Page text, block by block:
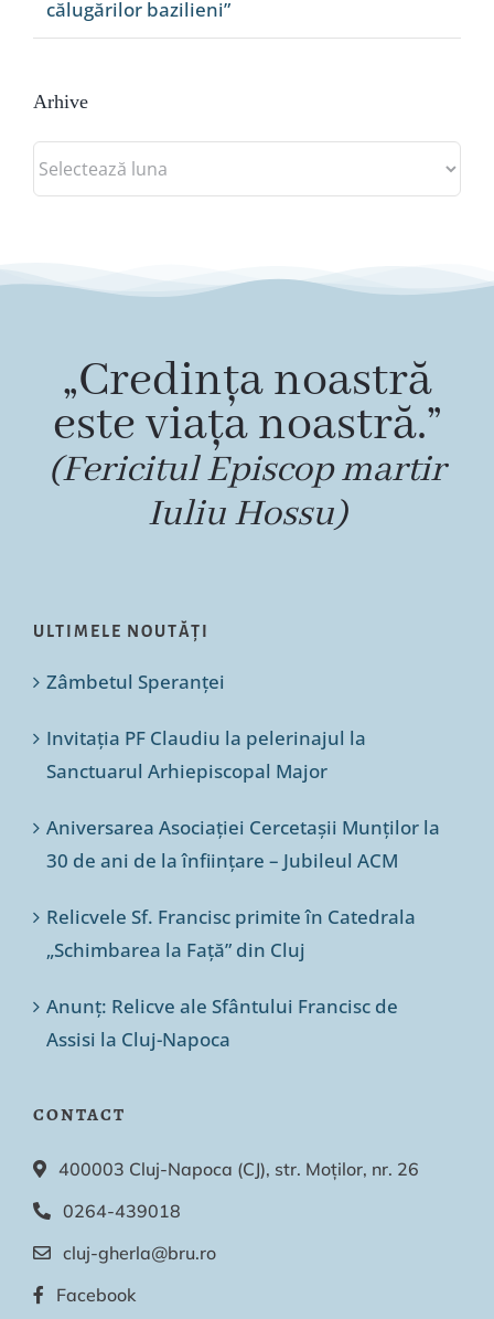
călugărilor bazilieni”
Arhive
Arhive
„Credința noastră
este viața noastră.”
(Fericitul Episcop martir
Iuliu Hossu)
ULTIMELE NOUTĂȚI
Zâmbetul Speranței
Invitația PF Claudiu la pelerinajul la
Sanctuarul Arhiepiscopal Major
Aniversarea Asociației Cercetașii Munților la
30 de ani de la înființare – Jubileul ACM
Relicvele Sf. Francisc primite în Catedrala
„Schimbarea la Față” din Cluj
Anunț: Relicve ale Sfântului Francisc de
Assisi la Cluj-Napoca
CONTACT
400003 Cluj-Napoca (CJ), str. Moților, nr. 26
0264-439018
cluj-gherla@bru.ro
Facebook